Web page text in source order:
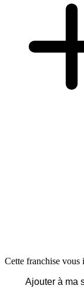
Cette franchise vous
Ajouter à ma